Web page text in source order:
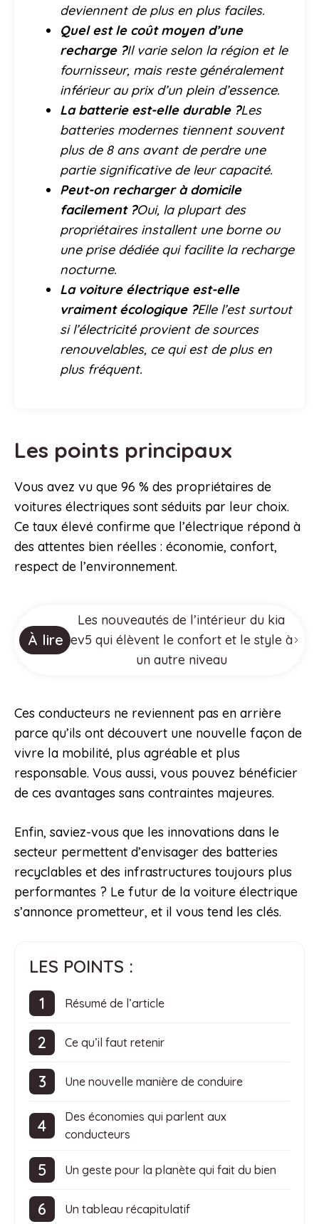
deviennent de plus en plus faciles.
Quel est le coût moyen d’une
recharge ?Il varie selon la région et le
fournisseur, mais reste généralement
inférieur au prix d’un plein d’essence.
La batterie est-elle durable ?Les
batteries modernes tiennent souvent
plus de 8 ans avant de perdre une
partie significative de leur capacité.
Peut-on recharger à domicile
facilement ?Oui, la plupart des
propriétaires installent une borne ou
une prise dédiée qui facilite la recharge
nocturne.
La voiture électrique est-elle
vraiment écologique ?Elle l’est surtout
si l’électricité provient de sources
renouvelables, ce qui est de plus en
plus fréquent.
Les points principaux
Vous avez vu que 96 % des propriétaires de
voitures électriques sont séduits par leur choix.
Ce taux élevé confirme que l’électrique répond à
des attentes bien réelles : économie, confort,
respect de l’environnement.
À lire
Les nouveautés de l’intérieur du kia
ev5 qui élèvent le confort et le style à
un autre niveau
Ces conducteurs ne reviennent pas en arrière
parce qu’ils ont découvert une nouvelle façon de
vivre la mobilité, plus agréable et plus
responsable. Vous aussi, vous pouvez bénéficier
de ces avantages sans contraintes majeures.
Enfin, saviez-vous que les innovations dans le
secteur permettent d’envisager des batteries
recyclables et des infrastructures toujours plus
performantes ? Le futur de la voiture électrique
s’annonce prometteur, et il vous tend les clés.
LES POINTS :
Résumé de l’article
Ce qu’il faut retenir
Une nouvelle manière de conduire
Des économies qui parlent aux
conducteurs
Un geste pour la planète qui fait du bien
Un tableau récapitulatif